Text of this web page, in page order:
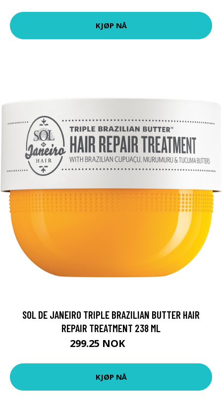
KJØP NÅ
SOL DE JANEIRO TRIPLE BRAZILIAN BUTTER HAIR
REPAIR TREATMENT 238 ML
299.25 NOK
KJØP NÅ